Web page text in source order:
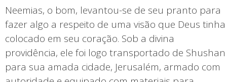
Neemias, o bom, levantou-se de seu pranto para
fazer algo a respeito de uma visão que Deus tinha
colocado em seu coração. Sob a divina
providência, ele foi logo transportado de Shushan
para sua amada cidade, Jerusalém, armado com